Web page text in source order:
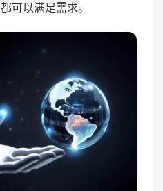
可以满足需求。